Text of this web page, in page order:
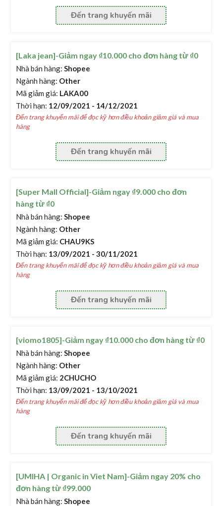
Đến trang khuyến mãi
[Laka jean]-Giảm ngay ₫10.000 cho đơn hàng từ ₫0
Nhà bán hàng: Shopee
Ngành hàng: Other
Mã giảm giá: LAKA00
Thời hạn: 12/09/2021 - 14/12/2021
Đến trang khuyến mãi để đọc kỹ hơn điều khoản giảm giá và mua
hàng
Đến trang khuyến mãi
[Super Mall Official]-Giảm ngay ₫9.000 cho đơn
hàng từ ₫0
Nhà bán hàng: Shopee
Ngành hàng: Other
Mã giảm giá: CHAU9KS
Thời hạn: 13/09/2021 - 30/11/2021
Đến trang khuyến mãi để đọc kỹ hơn điều khoản giảm giá và mua
hàng
Đến trang khuyến mãi
[viomo1805]-Giảm ngay ₫10.000 cho đơn hàng từ ₫0
Nhà bán hàng: Shopee
Ngành hàng: Other
Mã giảm giá: 2CHUCHO
Thời hạn: 13/09/2021 - 13/10/2021
Đến trang khuyến mãi để đọc kỹ hơn điều khoản giảm giá và mua
hàng
Đến trang khuyến mãi
[UMIHA | Organic in Viet Nam]-Giảm ngay 20% cho
đơn hàng từ ₫99.000
Nhà bán hàng: Shopee